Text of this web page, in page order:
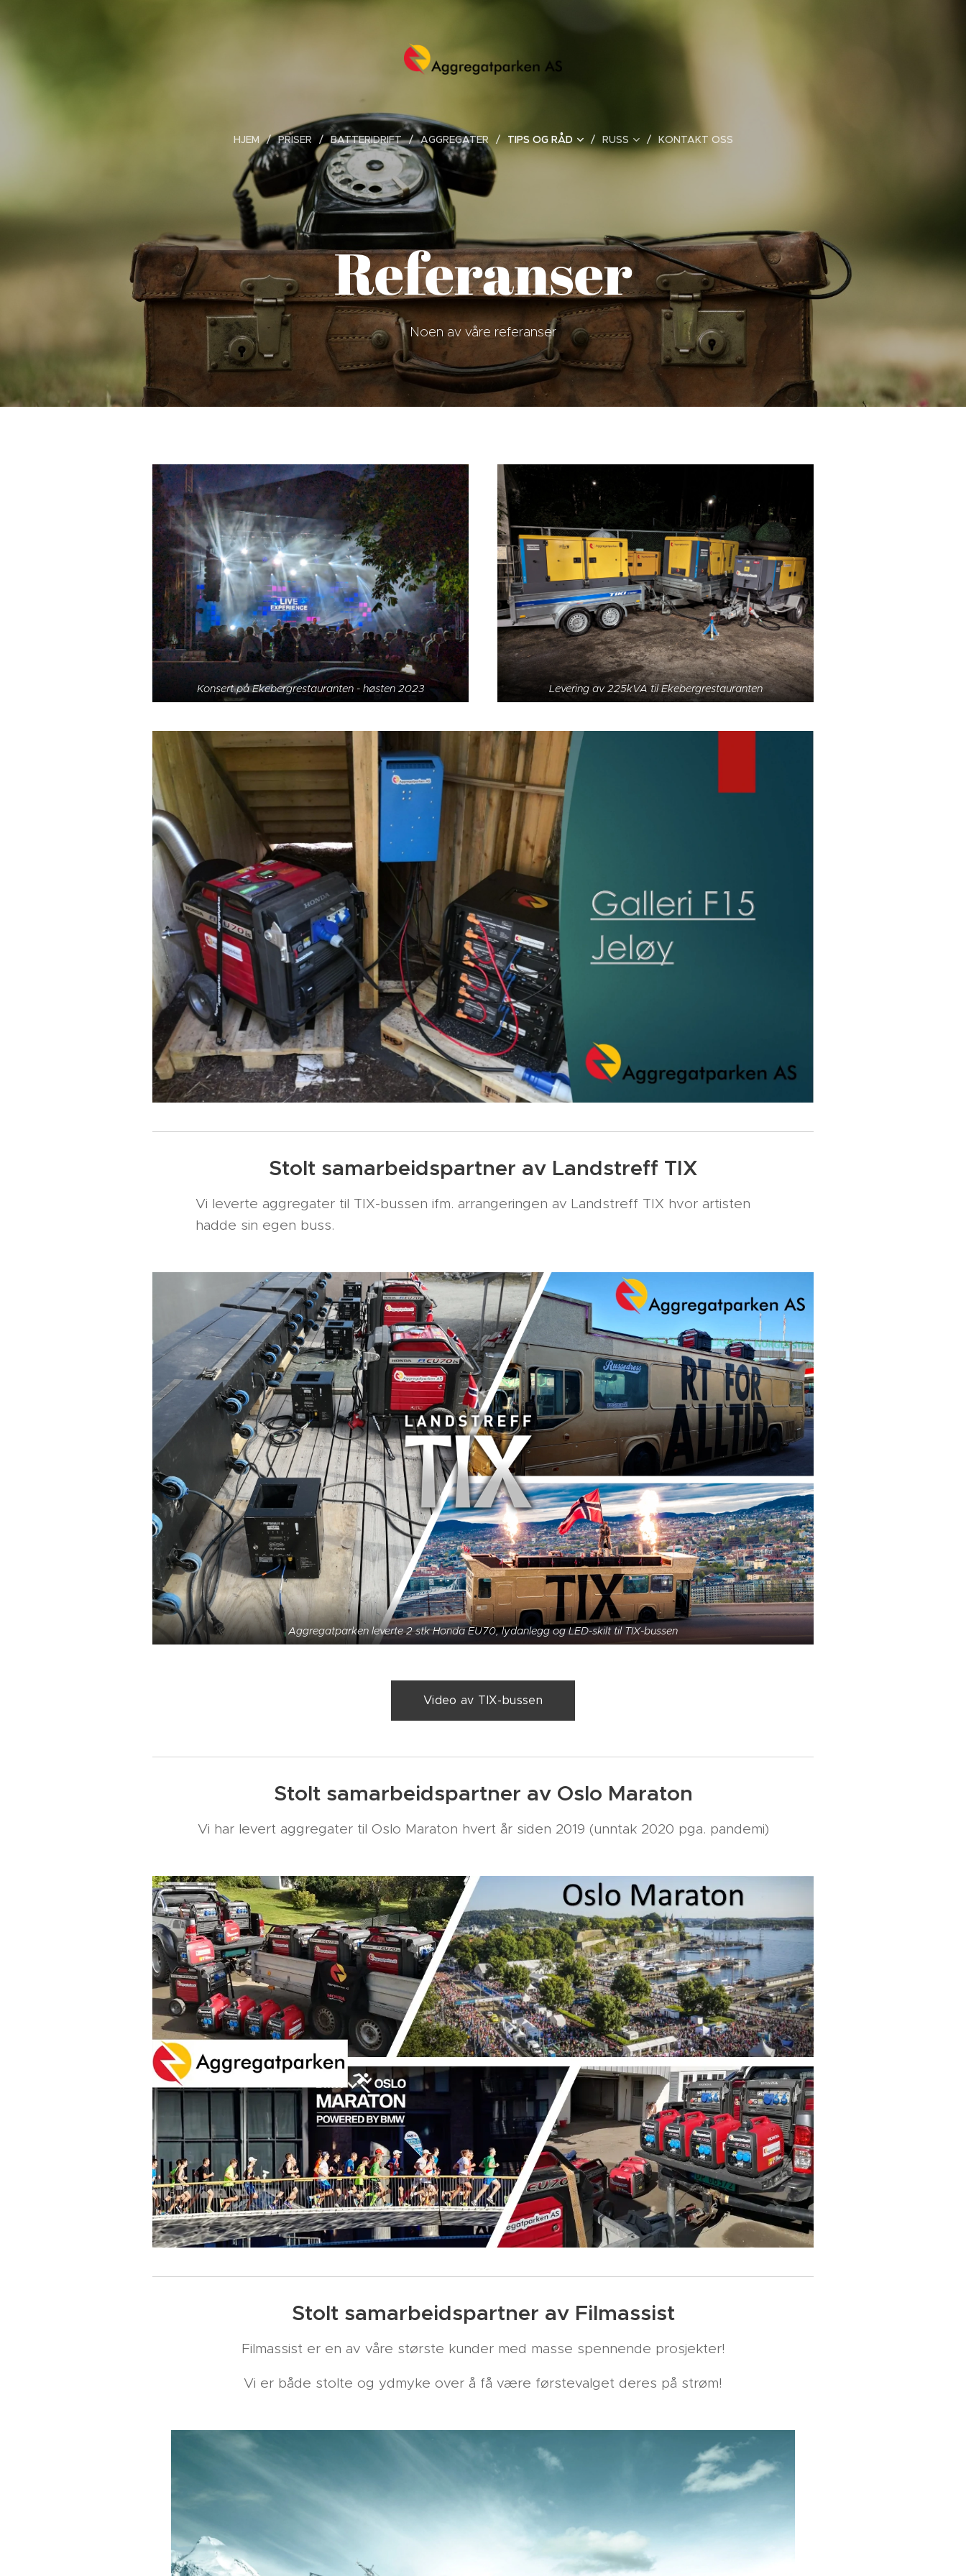
HJEM PRISER BATTERIDRIFT AGGREGATER TIPS OG RÅD RUSS KONTAKT OSS
Referanser
Noen av våre referanser
Konsert på Ekebergrestauranten - høsten 2023 Levering av 225kVA til Ekebergrestauranten
Stolt samarbeidspartner av Landstreff TIX
Vi leverte aggregater til TIX-bussen ifm. arrangeringen av Landstreff TIX hvor artisten
hadde sin egen buss.
Aggregatparken leverte 2 stk Honda EU70, lydanlegg og LED-skilt til TIX-bussen
Video av TIX-bussen
Stolt samarbeidspartner av Oslo Maraton
Vi har levert aggregater til Oslo Maraton hvert år siden 2019 (unntak 2020 pga. pandemi)
Stolt samarbeidspartner av Filmassist
Filmassist er en av våre største kunder med masse spennende prosjekter!
Vi er både stolte og ydmyke over å få være førstevalget deres på strøm!